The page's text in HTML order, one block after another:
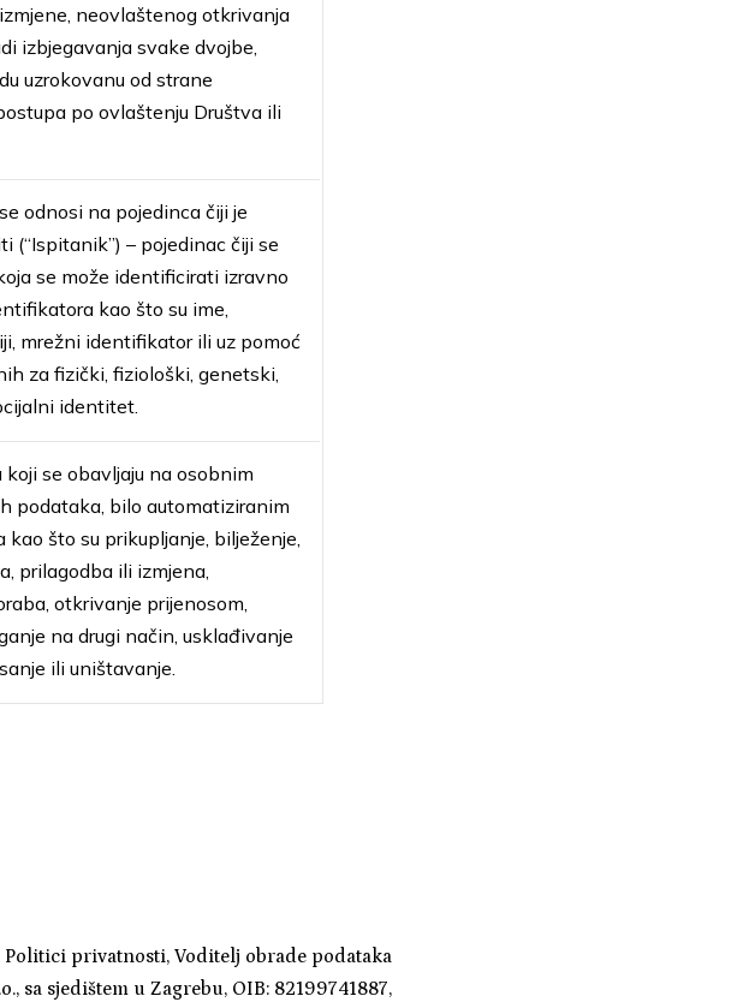
neovlaštenog otkrivanja
izbjegavanja svake dvojbe,
uzrokovanu od strane
po ovlaštenju Društva ili
odnosi na pojedinca čiji je
– pojedinac čiji se
se može identificirati izravno
kao što su ime,
mrežni identifikator ili uz pomoć
za fizički, fiziološki, genetski,
identitet.
se obavljaju na osobnim
podataka, bilo automatiziranim
što su prikupljanje, bilježenje,
prilagodba ili izmjena,
otkrivanje prijenosom,
na drugi način, usklađivanje
ili uništavanje.
privatnosti, Voditelj obrade podataka
sa sjedištem u Zagrebu, OIB: 82199741887,